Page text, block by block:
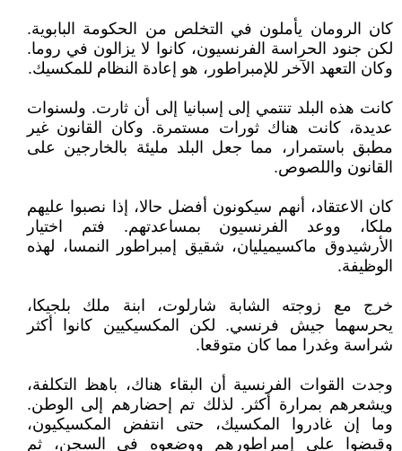
كان الرومان يأملون في التخلص من الحكومة البابوية.
لكن جنود الحراسة الفرنسيون، كانوا لا يزالون في روما.
وكان التعهد الآخر للإمبراطور، هو إعادة النظام للمكسيك.
كانت هذه البلد تنتمي إلى إسبانيا إلى أن ثارت. ولسنوات
عديدة، كانت هناك ثورات مستمرة. وكان القانون غير
مطبق باستمرار، مما جعل البلد مليئة بالخارجين على
القانون واللصوص.
كان الاعتقاد، أنهم سيكونون أفضل حالا، إذا نصبوا عليهم
ملكا، ووعد الفرنسيون بمساعدتهم. فتم اختيار
الأرشيدوق ماكسيميليان، شقيق إمبراطور النمسا، لهذه
الوظيفة.
خرج مع زوجته الشابة شارلوت، ابنة ملك بلجيكا،
يحرسهما جيش فرنسي. لكن المكسيكيين كانوا أكثر
شراسة وغدرا مما كان متوقعا.
وجدت القوات الفرنسية أن البقاء هناك، باهظ التكلفة،
ويشعرهم بمرارة أكثر. لذلك تم إحضارهم إلى الوطن.
وما إن غادروا المكسيك، حتى انتفض المكسيكيون،
وقبضوا على إمبراطورهم ووضعوه في السجن، ثم